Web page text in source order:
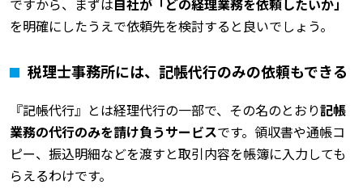
を明確にしたうえで依頼先を検討すると良いでしょう。
税理士事務所には、記帳代行のみの依頼もできる
『記帳代行』とは経理代行の一部で、その名のとおり記帳
業務の代行のみを請け負うサービスです。領収書や通帳コ
ピー、振込明細などを渡すと取引内容を帳簿に入力しても
らえるわけです。